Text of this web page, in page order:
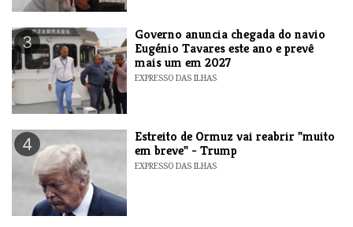
3
Governo anuncia chegada do navio
Eugénio Tavares este ano e prevê
mais um em 2027
EXPRESSO DAS ILHAS
4
Estreito de Ormuz vai reabrir "muito
em breve" - Trump
EXPRESSO DAS ILHAS